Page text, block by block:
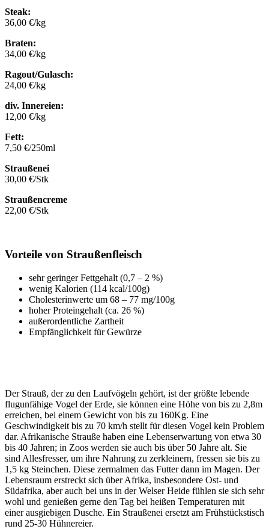
Steak:
36,00 €/kg
Braten:
34,00 €/kg
Ragout/Gulasch:
24,00 €/kg
div. Innereien:
12,00 €/kg
Fett:
7,50 €/250ml
Straußenei
30,00 €/Stk
Straußencreme
22,00 €/Stk
Vorteile von Straußenfleisch
sehr geringer Fettgehalt (0,7 – 2 %)
wenig Kalorien (114 kcal/100g)
Cholesterinwerte um 68 – 77 mg/100g
hoher Proteingehalt (ca. 26 %)
außerordentliche Zartheit
Empfänglichkeit für Gewürze
Der Strauß, der zu den Laufvögeln gehört, ist der größte lebende
flugunfähige Vogel der Erde, sie können eine Höhe von bis zu 2,8m
erreichen, bei einem Gewicht von bis zu 160Kg. Eine
Geschwindigkeit bis zu 70 km/h stellt für diesen Vogel kein Problem
dar. Afrikanische Strauße haben eine Lebenserwartung von etwa 30
bis 40 Jahren; in Zoos werden sie auch bis über 50 Jahre alt. Sie
sind Allesfresser, um ihre Nahrung zu zerkleinern, fressen sie bis zu
1,5 kg Steinchen. Diese zermalmen das Futter dann im Magen. Der
Lebensraum erstreckt sich über Afrika, insbesondere Ost- und
Südafrika, aber auch bei uns in der Welser Heide fühlen sie sich sehr
wohl und genießen gerne den Tag bei heißen Temperaturen mit
einer ausgiebigen Dusche. Ein Straußenei ersetzt am Frühstückstisch
rund 25-30 Hühnereier.